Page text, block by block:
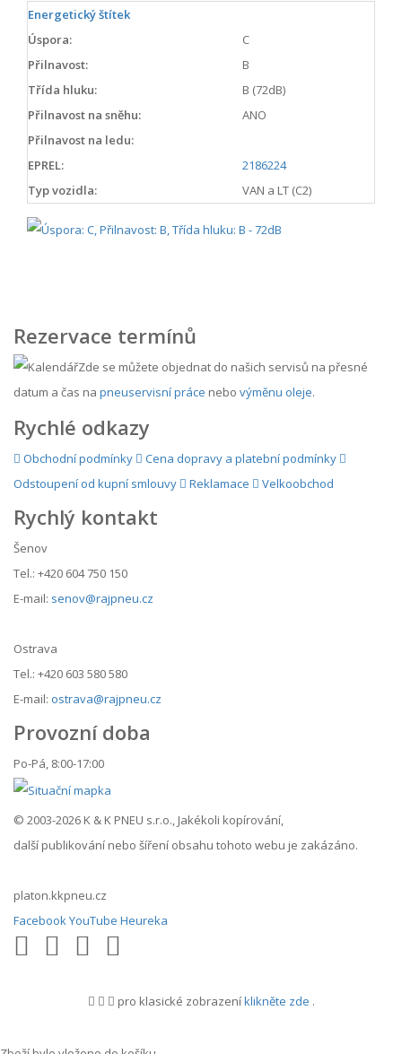
Energetický štítek
Úspora:
C
Přilnavost:
B
Třída hluku:
B (72dB)
Přilnavost na sněhu:
ANO
Přilnavost na ledu:
EPREL:
2186224
Typ vozidla:
VAN a LT (C2)
Rezervace termínů
Zde se můžete objednat do našich servisů na přesné
datum a čas na pneuservisní práce nebo výměnu oleje.
Rychlé odkazy
Obchodní podmínky
Cena dopravy a platební podmínky
Odstoupení od kupní smlouvy
Reklamace Velkoobchod
Rychlý kontakt
Šenov
Tel.: +420 604 750 150
E-mail: senov@rajpneu.cz
Ostrava
Tel.: +420 603 580 580
E-mail: ostrava@rajpneu.cz
Provozní doba
Po-Pá, 8:00-17:00
© 2003-2026 K & K PNEU s.r.o., Jakékoli kopírování,
další publikování nebo šíření obsahu tohoto webu je zakázáno.
platon.kkpneu.cz
Facebook YouTube Heureka
pro klasické zobrazeníklikněte zde .